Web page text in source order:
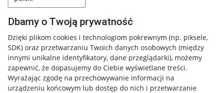
Dbamy o Twoją prywatność
Dzięki plikom cookies i technologiom pokrewnym (np. piksele,
SDK) oraz przetwarzaniu Twoich danych osobowych (między
innymi unikalne identyfikatory, dane przeglądarki), możemy
zapewnić, że dopasujemy do Ciebie wyświetlane treści.
Wyrażając zgodę na przechowywanie informacji na
urządzeniu końcowym lub dostęp do nich i przetwarzanie